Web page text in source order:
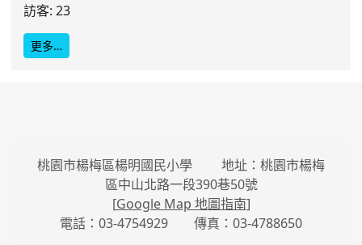
訪客: 23
更多…
桃園市楊梅區楊明國民小學 地址：桃園市楊梅
區中山北路一段390巷50號
[Google Map 地圖指南]
電話：03-4754929 傳真：03-4788650